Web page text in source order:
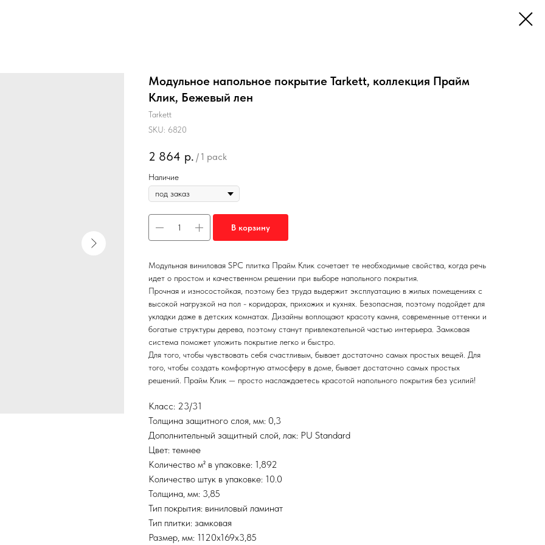
Модульное напольное покрытие Tarkett, коллекция Прайм
Клик, Бежевый лен
Tarkett
SKU: 6820
2 864 р. / 1 pack
Наличие
В корзину
Модульная виниловая SPC плитка Прайм Клик сочетает те необходимые свойства, когда речь
идет о простом и качественном решении при выборе напольного покрытия.
Прочная и износостойкая, поэтому без труда выдержит эксплуатацию в жилых помещениях с
высокой нагрузкой на пол - коридорах, прихожих и кухнях. Безопасная, поэтому подойдет для
укладки даже в детских комнатах. Дизайны воплощают красоту камня, современные оттенки и
богатые структуры дерева, поэтому станут привлекательной частью интерьера. Замковая
система поможет уложить покрытие легко и быстро.
Для того, чтобы чувствовать себя счастливым, бывает достаточно самых простых вещей. Для
того, чтобы создать комфортную атмосферу в доме, бывает достаточно самых простых
решений. Прайм Клик — просто наслаждаетесь красотой напольного покрытия без усилий!
Класс: 23/31
Толщина защитного слоя, мм: 0,3
Дополнительный защитный слой, лак: PU Standard
Цвет: темнее
Количество м² в упаковке: 1,892
Количество штук в упаковке: 10.0
Толщина, мм: 3,85
Тип покрытия: виниловый ламинат
Тип плитки: замковая
Размер, мм: 1120х169х3,85